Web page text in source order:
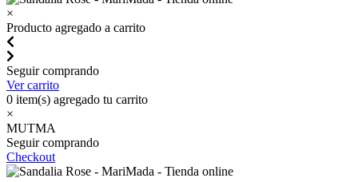
×
Producto agregado a carrito
Seguir comprando
Ver carrito
0 item(s) agregado tu carrito
×
MUTMA
Seguir comprando
Checkout